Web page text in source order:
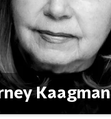
Kaagman